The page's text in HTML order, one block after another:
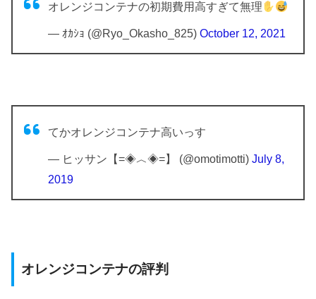
オレンジコンテナの初期費用高すぎて無理
— ｵｶｼｮ (@Ryo_Okasho_825) October 12, 2021
てかオレンジコンテナ高いっす
— ヒッサン【=◈︿◈=】 (@omotimotti) July 8,
2019
オレンジコンテナの評判